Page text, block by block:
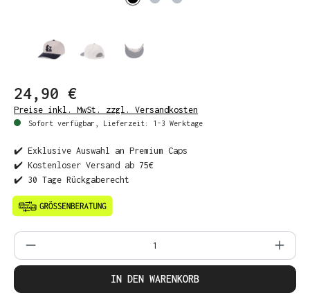
24,90 €
Preise inkl. MwSt. zzgl. Versandkosten
Sofort verfügbar, Lieferzeit: 1-3 Werktage
✔️ Exklusive Auswahl an Premium Caps
✔️ Kostenloser Versand ab 75€
✔️ 30 Tage Rückgaberecht
Produkt Anzahl: Gib den gewünschten
IN DEN WARENKORB